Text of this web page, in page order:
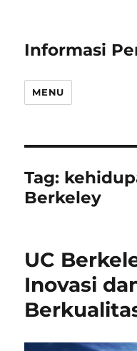
Informasi
MENU
Tag:
Berkeley
UC
Inovasi